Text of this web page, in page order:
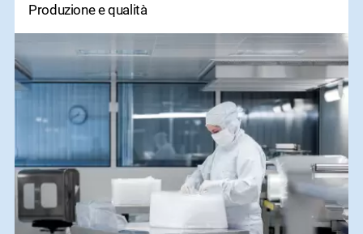
Produzione e qualità